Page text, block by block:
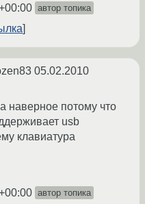
автор топика
05.02.2010
наверное потому что
usb
клавиатура
автор топика